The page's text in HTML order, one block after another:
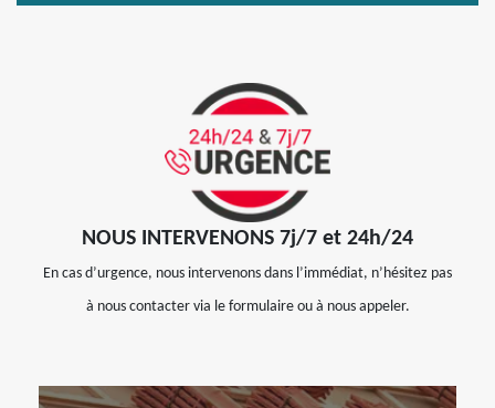
NOUS INTERVENONS 7j/7 et 24h/24
En cas d’urgence, nous intervenons dans l’immédiat, n’hésitez pas
à nous contacter via le formulaire ou à nous appeler.